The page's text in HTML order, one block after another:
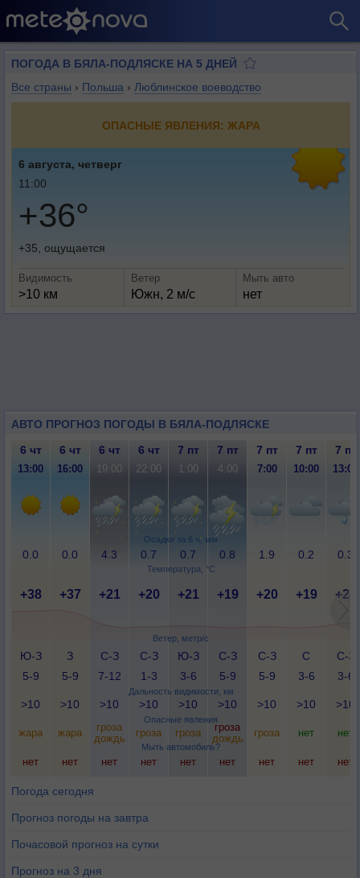
ПОГОДА В БЯЛА-ПОДЛЯСКЕ НА 5 ДНЕЙ
Все страны › Польша › Люблинское воеводство
ОПАСНЫЕ ЯВЛЕНИЯ: ЖАРА
6 августа, четверг
11:00
+36°
+35, ощущается
Видимость
>10 км
Ветер
Южн, 2 м/с
Мыть авто
нет
АВТО ПРОГНОЗ ПОГОДЫ В БЯЛА-ПОДЛЯСКЕ
Осадки за 6 ч, мм
Температура, °C
Ветер, метр/с
Дальность видимости, км
Опасные явления
Мыть автомобиль?
6 чт 6 чт 6 чт 6 чт 7 пт 7 пт 7 пт 7 пт 7 пт
13:00 16:00 19:00 22:00 1:00 4:00 7:00 10:00 13:00
0.0 0.0 4.3 0.7 0.7 0.8 1.9 0.2 0.3
+38 +37 +21 +20 +21 +19 +20 +19 +24
Ю-З
5-9
З
5-9
С-З
7-12
С-З
1-3
Ю-З
3-6
С-З
5-9
С-З
5-9
С
3-6
С-З
3-6
>10 >10 >10 >10 >10 >10 >10 >10 >10
жара жара
гроза
дождь
гроза гроза
гроза
дождь
гроза нет нет
нет нет нет нет нет нет нет нет нет
Погода сегодня
Прогноз погоды на завтра
Почасовой прогноз на сутки
Прогноз на 3 дня